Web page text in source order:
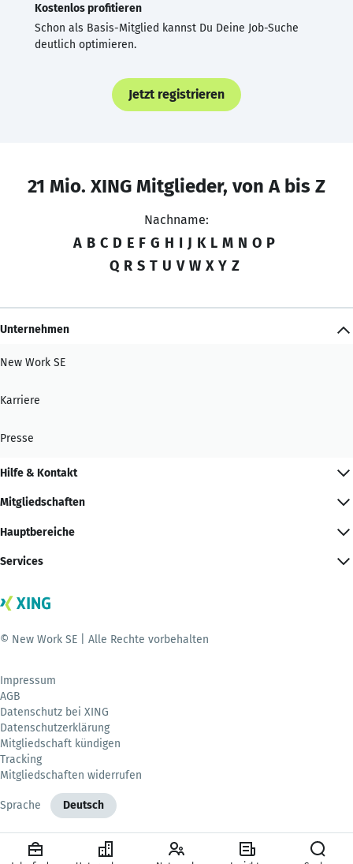
Kostenlos profitieren
Schon als Basis-Mitglied kannst Du Deine Job-Suche
deutlich optimieren.
Jetzt registrieren
21 Mio. XING Mitglieder, von A bis Z
Nachname:
A B C D E F G H I J K L M N O P
Q R S T U V W X Y Z
Unternehmen
New Work SE
Karriere
Presse
Hilfe & Kontakt
Mitgliedschaften
Hauptbereiche
Services
© New Work SE | Alle Rechte vorbehalten
Impressum
AGB
Datenschutz bei XING
Datenschutzerklärung
Mitgliedschaft kündigen
Tracking
Mitgliedschaften widerrufen
Sprache Deutsch